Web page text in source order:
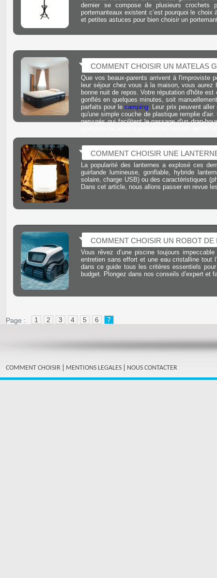
dernier se compose de plusieurs crochets
portemanteaux existent c’est pourquoi le
et petites astuces pour bien choisir un
COMMENT CHOISIR UN MATELAS
Que vos beaux-parents arrivent à l'improviste
leur séjour chez vous à la maison, vous
bonne nuit de repos. Votre réputation d'hôte
gonflés en quelques minutes, soit
parfaits pour lecamping. Leur prix peuvent
qu'une simple couche de plastique remplie
nervurés qui facilitent le passage d'un drap-
COMMENT CHOISIR UNE
La popularité des lanternes a explosé ces
guirlande lumineuse, gonflable, hybride
solaire, charge USB) ou des caractéristiques
Dans cet article, nous allons passer en revue
COMMENT CHOISIR UN ROBOT DE
Vous rêvez d’une piscine toujours
entretien sans effort et une eau cristalline tout
dans ce guide tous les critères essentiels
budget. Plongez dans nos conseils d’expert et
Page : 1 2 3 4 5 6 7
COMMENT CHOISIR | MENTIONS LEGALES | NOUS CONTACTER